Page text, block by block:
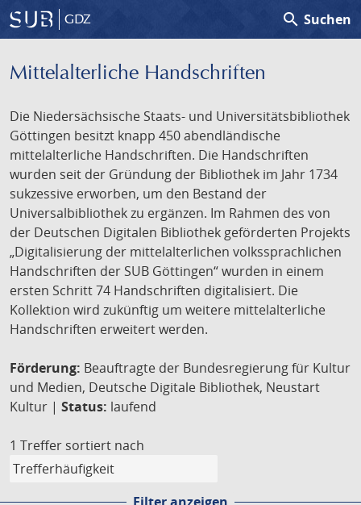
GDZ search Suchen
Mittelalterliche Handschriften
Die Niedersächsische Staats- und Universitätsbibliothek
Göttingen besitzt knapp 450 abendländische
mittelalterliche Handschriften. Die Handschriften
wurden seit der Gründung der Bibliothek im Jahr 1734
sukzessive erworben, um den Bestand der
Universalbibliothek zu ergänzen. Im Rahmen des von
der Deutschen Digitalen Bibliothek geförderten Projekts
„Digitalisierung der mittelalterlichen volkssprachlichen
Handschriften der SUB Göttingen“ wurden in einem
ersten Schritt 74 Handschriften digitalisiert. Die
Kollektion wird zukünftig um weitere mittelalterliche
Handschriften erweitert werden.
Förderung: Beauftragte der Bundesregierung für Kultur
und Medien, Deutsche Digitale Bibliothek, Neustart
Kultur | Status: laufend
1 Treffer sortiert nach